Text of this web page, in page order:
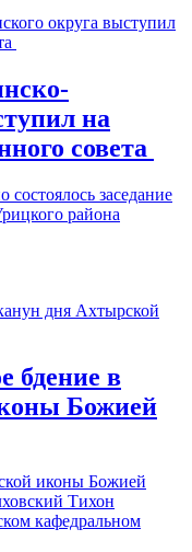
на
совета
заседание
района
бдение в
Божией
иконы Божией
Тихон
кафедральном